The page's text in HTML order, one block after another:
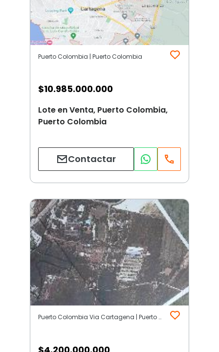
Puerto Colombia | Puerto Colombia
$10.985.000.000
Lote en Venta, Puerto Colombia,
Puerto Colombia
Contactar
Puerto Colombia Via Cartagena | Puerto Colombia